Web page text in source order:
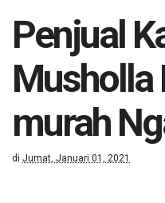
Penjual
Musholla
murah
di Jumat, Januari 01, 2021